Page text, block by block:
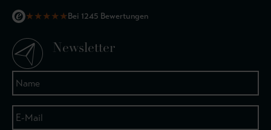
★★★★★Bei 1245 Bewertungen
Newsletter